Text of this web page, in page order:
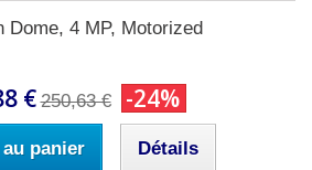
Dome, 4 MP, Motorized
€ 250,63 € -24%
panier Détails